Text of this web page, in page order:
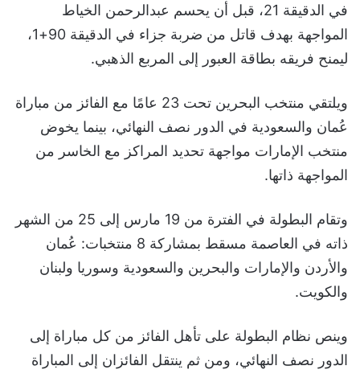
في الدقيقة 21، قبل أن يحسم عبدالرحمن الخياط
المواجهة بهدف قاتل من ضربة جزاء في الدقيقة 90+1،
ليمنح فريقه بطاقة العبور إلى المربع الذهبي.
ويلتقي منتخب البحرين تحت 23 عامًا مع الفائز من مباراة
عُمان والسعودية في الدور نصف النهائي، بينما يخوض
منتخب الإمارات مواجهة تحديد المراكز مع الخاسر من
المواجهة ذاتها.
وتقام البطولة في الفترة من 19 مارس إلى 25 من الشهر
ذاته في العاصمة مسقط بمشاركة 8 منتخبات: عُمان
والأردن والإمارات والبحرين والسعودية وسوريا ولبنان
والكويت.
وينص نظام البطولة على تأهل الفائز من كل مباراة إلى
الدور نصف النهائي، ومن ثم ينتقل الفائزان إلى المباراة